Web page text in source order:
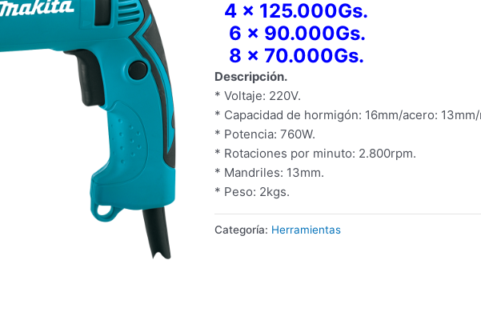
4 x 125.000Gs.
6 x 90.000Gs.
8 x 70.000Gs.
Descripción.
* Voltaje: 220V.
* Capacidad de hormigón: 16mm/acero:
* Potencia: 760W.
* Rotaciones por minuto: 2.800rpm.
* Mandriles: 13mm.
* Peso: 2kgs.
Categoría: Herramientas